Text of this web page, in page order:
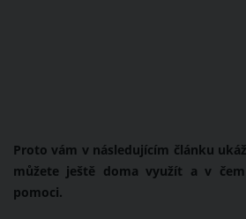
Proto vám v následujícím článku
můžete ještě doma využít a v
pomoci.